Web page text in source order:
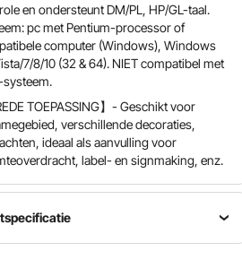
en ondersteunt DM/PL, HP/GL-taal.
pc met Pentium-processor of
computer (Windows), Windows
7/8/10 (32 & 64). NIET compatibel met
systeem.
TOEPASSING】- Geschikt voor
verschillende decoraties,
ideaal als aanvulling voor
label- en signmaking, enz.